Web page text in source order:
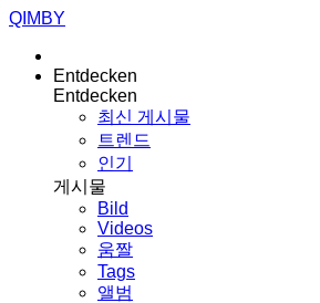
QIMBY
Entdecken
Entdecken
최신 게시물
트렌드
인기
게시물
Bild
Videos
움짤
Tags
앨범